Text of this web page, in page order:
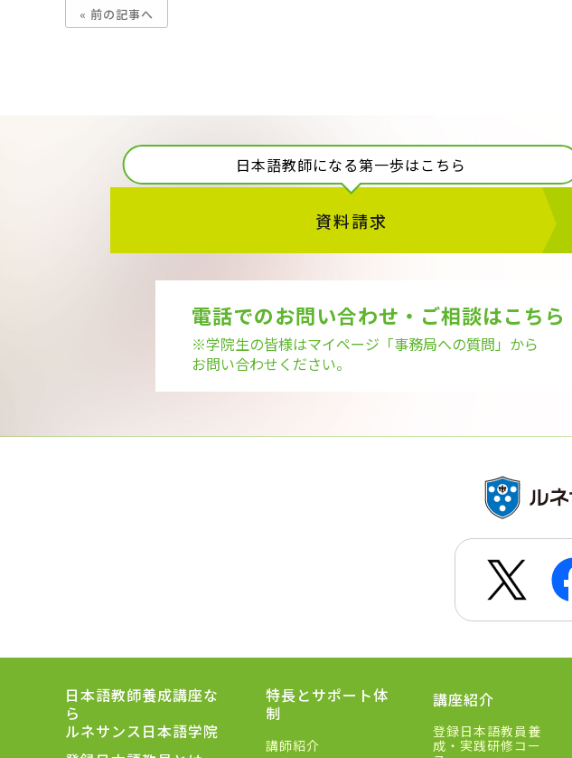
« 前の記事へ
日本語教師になる第一歩はこちら
資料請求
電話でのお問い合わせ・ご相談はこちら
※学院生の皆様はマイページ 「事務局への質問」から
お問い合わせください。
日本語教師養成講座な
ら
ルネサンス日本語学院
特長とサポート体
制
講師紹介
講座紹介
登録日本語教員養
成・実践研修コー